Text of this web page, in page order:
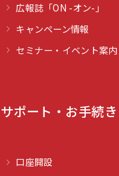
広報誌「ON -オン-」
キャンペーン情報
セミナー・イベント案内
サポート・お手続き
口座開設